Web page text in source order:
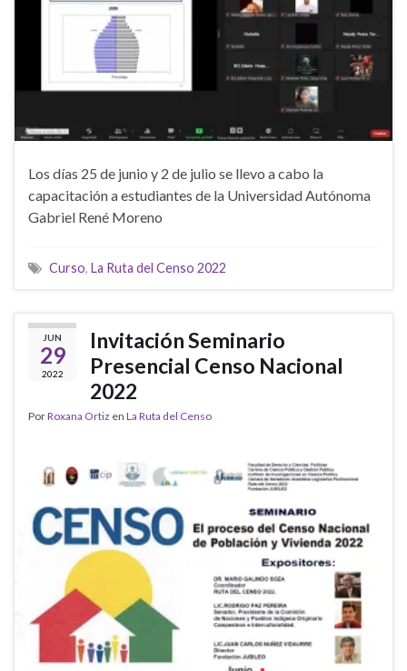
Los días 25 de junio y 2 de julio se llevo a cabo la
capacitación a estudiantes de la Universidad Autónoma
Gabriel René Moreno
Curso, La Ruta del Censo 2022
JUN
29
2022
Invitación Seminario
Presencial Censo Nacional
2022
PorRoxana Ortiz en La Ruta del Censo